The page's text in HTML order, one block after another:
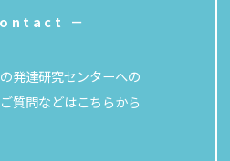
－
発達研究センターへの
質問などはこちらから